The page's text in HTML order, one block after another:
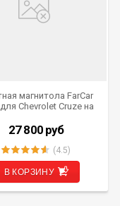
магнитола FarCar
Chevrolet Cruze на
27 800 руб
(4.5)
В КОРЗИНУ